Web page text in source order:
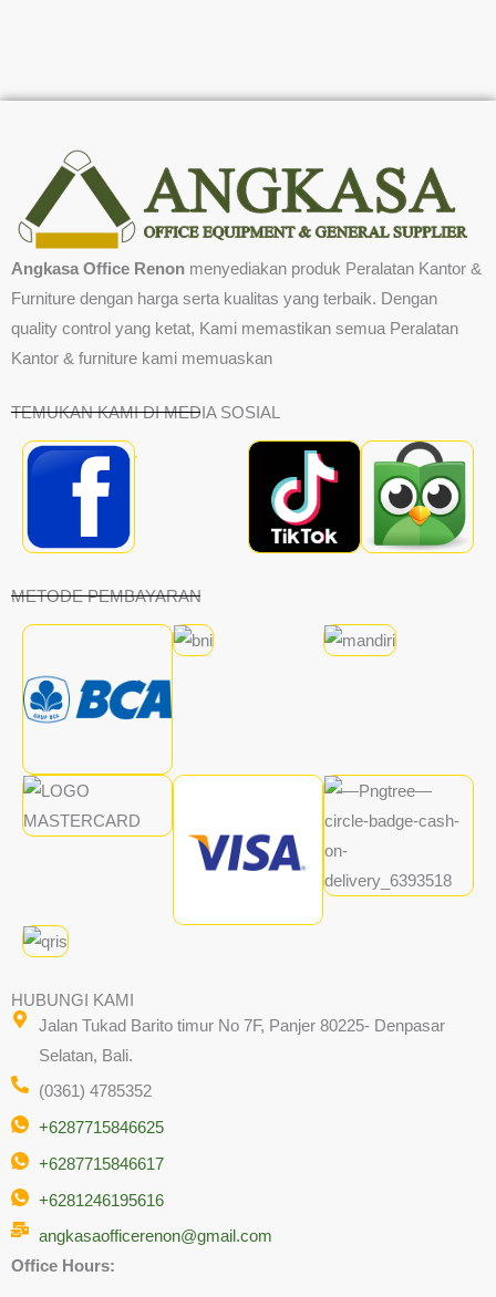
Angkasa Office Renon menyediakan produk Peralatan Kantor &
Furniture dengan harga serta kualitas yang terbaik. Dengan
quality control yang ketat, Kami memastikan semua Peralatan
Kantor & furniture kami memuaskan
TEMUKAN KAMI DI MEDIA SOSIAL
METODE PEMBAYARAN
HUBUNGI KAMI
Jalan Tukad Barito timur No 7F, Panjer 80225- Denpasar
Selatan, Bali.
(0361) 4785352
+6287715846625
+6287715846617
+6281246195616
angkasaofficerenon@gmail.com
Office Hours: